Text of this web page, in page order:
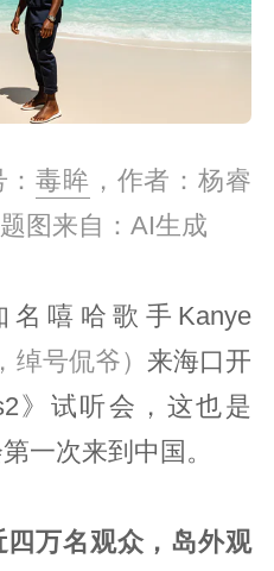
：毒眸 ，作者：杨睿
图来自：AI生成
嘻哈歌手Kanye
绰号侃爷） 来海口开
》试听会，这也是
一次来到中国。
万名观众，岛外观